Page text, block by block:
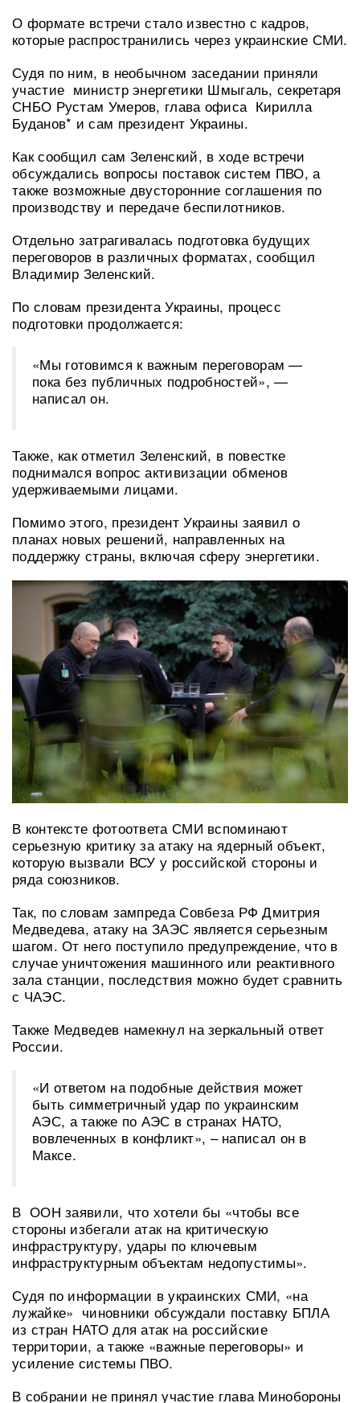
О формате встречи стало известно с кадров,
которые распространились через украинские СМИ.
Судя по ним, в необычном заседании приняли
участие министр энергетики Шмыгаль, секретаря
СНБО Рустам Умеров, глава офиса Кирилла
Буданов* и сам президент Украины.
Как сообщил сам Зеленский, в ходе встречи
обсуждались вопросы поставок систем ПВО, а
также возможные двусторонние соглашения по
производству и передаче беспилотников.
Отдельно затрагивалась подготовка будущих
переговоров в различных форматах, сообщил
Владимир Зеленский.
По словам президента Украины, процесс
подготовки продолжается:
«Мы готовимся к важным переговорам —
пока без публичных подробностей», —
написал он.
Также, как отметил Зеленский, в повестке
поднимался вопрос активизации обменов
удерживаемыми лицами.
Помимо этого, президент Украины заявил о
планах новых решений, направленных на
поддержку страны, включая сферу энергетики.
В контексте фотоответа СМИ вспоминают
серьезную критику за атаку на ядерный объект,
которую вызвали ВСУ у российской стороны и
ряда союзников.
Так, по словам зампреда Совбеза РФ Дмитрия
Медведева, атаку на ЗАЭС является серьезным
шагом. От него поступило предупреждение, что в
случае уничтожения машинного или реактивного
зала станции, последствия можно будет сравнить
с ЧАЭС.
Также Медведев намекнул на зеркальный ответ
России.
«И ответом на подобные действия может
быть симметричный удар по украинским
АЭС, а также по АЭС в странах НАТО,
вовлеченных в конфликт», – написал он в
Максе.
В ООН заявили, что хотели бы «чтобы все
стороны избегали атак на критическую
инфраструктуру, удары по ключевым
инфраструктурным объектам недопустимы».
Судя по информации в украинских СМИ, «на
лужайке» чиновники обсуждали поставку БПЛА
из стран НАТО для атак на российские
территории, а также «важные переговоры» и
усиление системы ПВО.
В собрании не принял участие глава Минобороны